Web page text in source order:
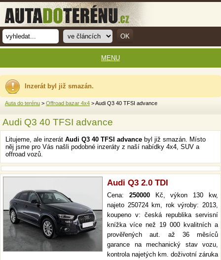
Inzerát byl již smazán.
Auta do terénu > Offroad bazar 4x4 > Audi Q3 40 TFSI advance
Audi Q3 40 TFSI advance
Litujeme, ale inzerát Audi Q3 40 TFSI advance byl již smazán. Místo
něj jsme pro Vás našli podobné inzeráty z naší nabídky 4x4, SUV a
offroad vozů.
Audi Q3 2.0 TDI
Cena: 250000Kč, výkon 130 kw,
najeto 250724 km, rok výroby: 2013,
koupeno v: česká republika servisní
knížka více než 19 000 kvalitních a
prověřených aut. až 36 měsíců
garance na mechanický stav vozu,
kontrola najetých km. doživotní záruka
MENU